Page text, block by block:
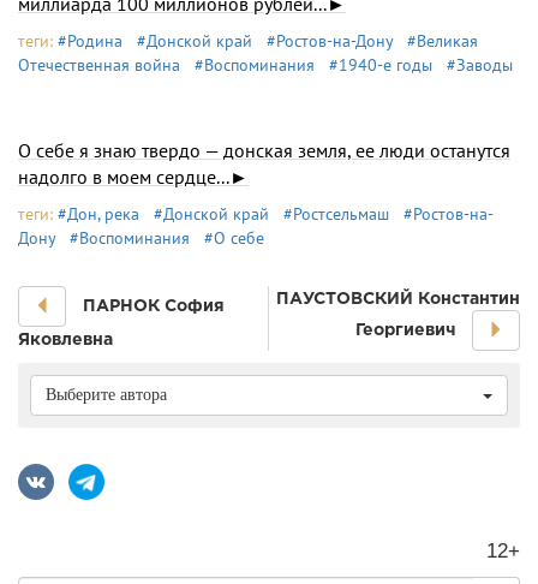
теги: #Родина #Донской край #Ростов-на-Дону
#Великая
Отечественная война
#Воспоминания #1940-е годы #Заводы
О себе я знаю твердо — донская земля, ее люди останутся
надолго в моем сердце...►
теги: #Дон, река #Донской край #Ростсельмаш
#Ростов-на-
Дону
#Воспоминания #О себе
ПАРНОК София
Яковлевна
ПАУСТОВСКИЙ Константин
Георгиевич
Выберите автора
12+